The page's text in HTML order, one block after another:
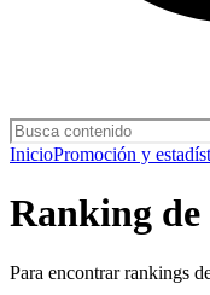
InicioPromoción y
Ranking de
Para encontrar rankings